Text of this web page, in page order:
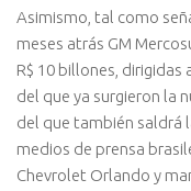
Asimismo, tal como
meses atrás GM
R$ 10 billones, dirigidas
del que ya surgieron la
del que también saldrá
medios de prensa
Chevrolet Orlando y